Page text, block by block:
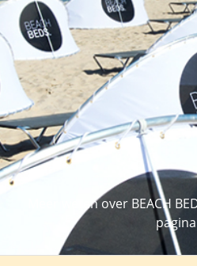
Meer weten over BEACH